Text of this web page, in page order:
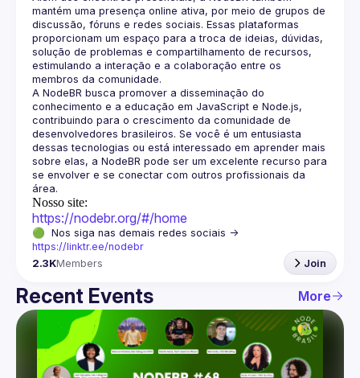
mantém uma presença online ativa, por meio de grupos de
discussão, fóruns e redes sociais. Essas plataformas
proporcionam um espaço para a troca de ideias, dúvidas,
solução de problemas e compartilhamento de recursos,
estimulando a interação e a colaboração entre os
A NodeBR busca promover a disseminação do
conhecimento e a educação em JavaScript e Node.js,
contribuindo para o crescimento da comunidade de
desenvolvedores brasileiros. Se você é um entusiasta
dessas tecnologias ou está interessado em aprender mais
sobre elas, a NodeBR pode ser um excelente recurso para
se envolver e se conectar com outros profissionais da
Nosso site:
https://nodebr.org/#/home
https://linktr.ee/nodebr
2.3KMembers Join
Recent Events More